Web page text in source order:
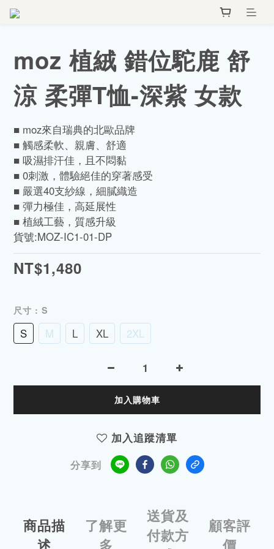
moz 植絨 錯位駝鹿 舒
涼 柔彈T恤-深紫 女款
■ moz來自瑞典的北歐品牌
■ 觸感柔軟、親膚、舒適
■ 吸濕排汗佳，且不悶黏
■ 0刺激，體驗絕佳的穿著感受
■ 嚴選40支紗線，細膩織造
■ 彈力極佳，高延展性
■ 植絨工藝，質感升級
貨號:MOZ-IC1-01-DP
NT$1,480
尺寸 : S
S M L XL 2XL
加入購物車
加入追蹤清單
分享到
商品描
了解更
送貨及
付款方
顧客評